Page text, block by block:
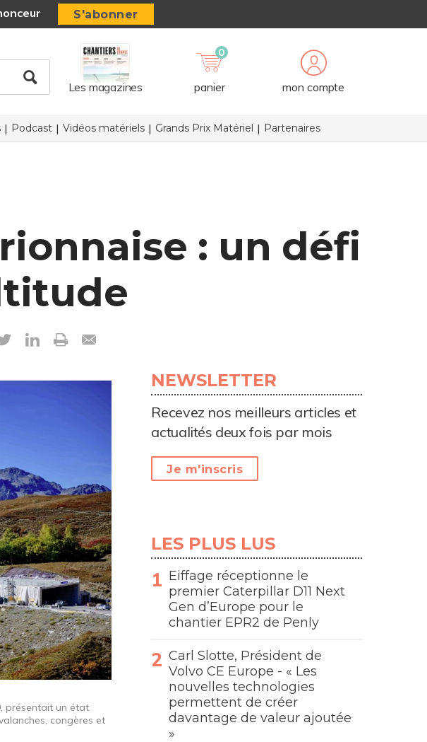
S'abonner
Les magazines
0
panier mon compte
Podcast Vidéos matériels Grands Prix Matériel Partenaires
: un défi
présentait un état
congères et
NEWSLETTER
Recevez nos meilleurs articles et
actualités deux fois par mois
Je m'inscris
LES PLUS LUS
Eiffage réceptionne le
premier Caterpillar D11 Next
Gen d’Europe pour le
chantier EPR2 de Penly
Carl Slotte, Président de
Volvo CE Europe - « Les
nouvelles technologies
permettent de créer
davantage de valeur ajoutée
»